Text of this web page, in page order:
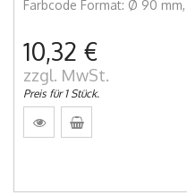
Farbcode Format: Ø 90
10,32 €
zzgl. MwSt.
Preis für 1 Stück.